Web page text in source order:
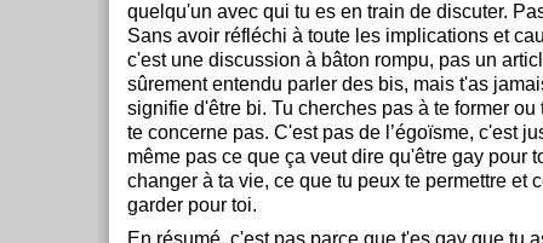
quelqu'un avec qui tu es en train de discuter.
Sans avoir réfléchi à toute les implications et
c'est une discussion à bâton rompu, pas un
sûrement entendu parler des bis, mais t'as
signifie d'être bi. Tu cherches pas à te former ou
te concerne pas. C'est pas de l’égoïsme, c'est
même pas ce que ça veut dire qu'être gay pour
changer à ta vie, ce que tu peux te permettre et
garder pour toi.